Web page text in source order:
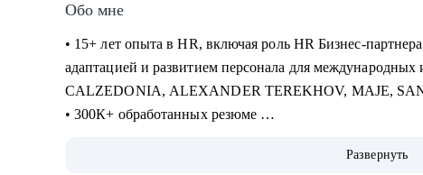
Обо мне
• 15+ лет опыта в HR, включая роль HR Бизнес-
адаптацией и развитием персонала для
CALZEDONIA, ALEXANDER TEREKHOV, MAJE,
• 300К+ обработанных резюме
Закупки, Склад, E-Commerce, Производство, HR,Развернуть